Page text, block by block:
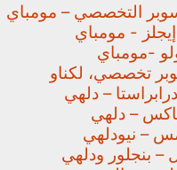
التخصصي – مومباي
- مومباي
-مومباي
تخصصي، لكناو
– دلهي
– دلهي
– نيودلهي
بنجلور ودلهي